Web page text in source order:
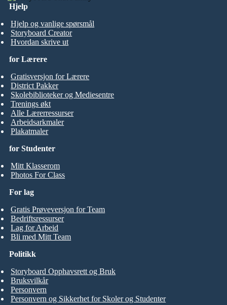
Hjelp
Hjelp og vanlige spørsmål
Storyboard Creator
Hvordan skrive ut
for Studenter
Mitt Klasserom
Photos For Class
for Lærere
Gratisversjon for Lærere
District Pakker
Skolebiblioteker og Mediesentre
Trenings økt
Alle Lærerressurser
Arbeidsarkmaler
Plakatmaler
For lag
Gratis Prøveversjon for Team
Bedriftsressurser
Lag for Arbeid
Bli med Mitt Team
Politikk
Storyboard Opphavsrett og Bruk
Bruksvilkår
Personvern
Personvern og Sikkerhet for Skoler og Studenter